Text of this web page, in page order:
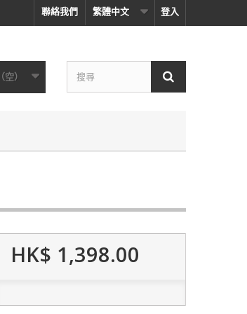
登入
繁體中文
聯絡我們
（空）
HK$ 1,398.00